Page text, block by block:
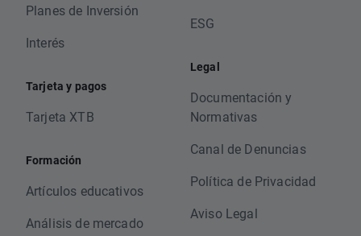
Planes de Inversión
Interés
Tarjeta y pagos
Tarjeta XTB
Formación
Artículos educativos
Análisis de mercado
ESG
Legal
Documentación y
Normativas
Canal de Denuncias
Política de Privacidad
Aviso Legal